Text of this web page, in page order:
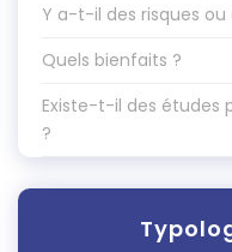
Y a-t-il des risques
Quels bienfaits ?
Existe-t-il des études
?